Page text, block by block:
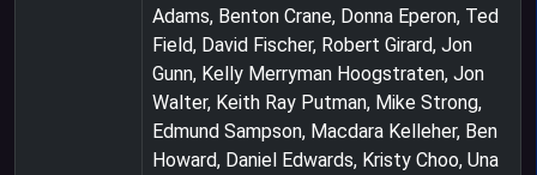
Adams, Benton Crane, Donna Eperon, Ted
Field, David Fischer, Robert Girard, Jon
Gunn, Kelly Merryman Hoogstraten, Jon
Walter, Keith Ray Putman, Mike Strong,
Edmund Sampson, Macdara Kelleher, Ben
Howard, Daniel Edwards, Kristy Choo, Una